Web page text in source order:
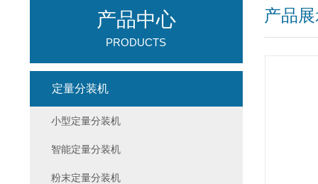
产品
产品中心
PRODUCTS
定量分装机
小型定量分装机
智能定量分装机
粉末定量分装机